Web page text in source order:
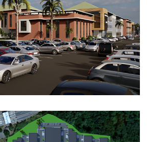
de logement collectif